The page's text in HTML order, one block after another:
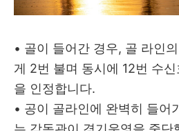
• 골이 들어간 경우, 골 라인
게 2번 불며 동시에 12번 수
을 인정합니다.
• 공이 골라인에 완벽히 들어